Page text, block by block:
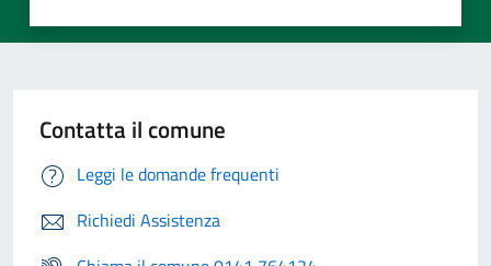
Contatta il comune
Leggi le domande frequenti
Richiedi Assistenza